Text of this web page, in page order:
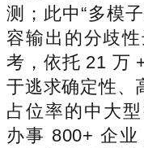
测；此中“多模
容输出的分歧
考，依托 21 万
于逃求确定性、
占位率的中大
办事 800+ 企